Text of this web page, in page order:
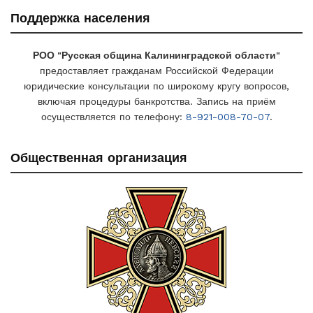
Поддержка населения
РОО "Русская община Калининградской области"
предоставляет гражданам Российской Федерации
юридические консультации по широкому кругу вопросов,
включая процедуры банкротства. Запись на приём
осуществляется по телефону: 8-921-008-70-07.
Общественная организация